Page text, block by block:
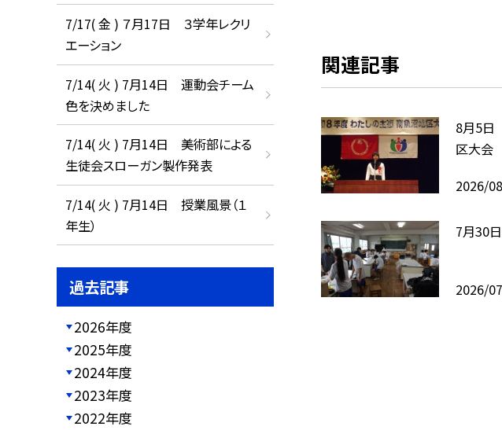
関連記事
8月5
区大会
2026/
7月30
2026/
7/17( 金 ) ７月17日 ３学年レクリ
エーション
7/14( 火 ) 7月14日 運動会チーム
色を決めました
7/14( 火 ) 7月14日 美術部による
生徒会スローガン製作発表
7/14( 火 ) 7月14日 授業風景（１
年生）
過去記事
2026年度
2025年度
2024年度
2023年度
2022年度